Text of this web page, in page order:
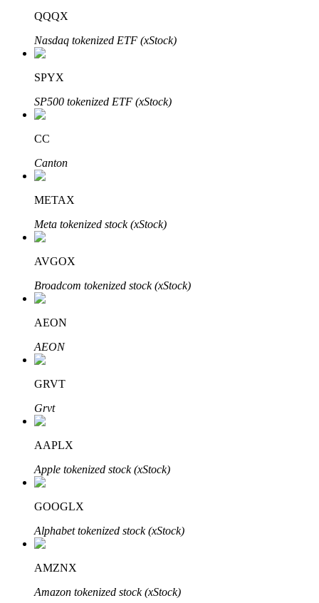
Lär dig Staking
Lär dig mer om att tjäna passiv inkomst
Bitrue
AI
Bitrue Partners
Bitrue Affiliates
Upp till 65% provision!
QQQX
Nasdaq tokenized ETF (xStock)
SPYX
SP500 tokenized ETF (xStock)
CC
Canton
METAX
Meta tokenized stock (xStock)
AVGOX
Broadcom tokenized stock (xStock)
AEON
AEON
GRVT
Grvt
AAPLX
Apple tokenized stock (xStock)
GOOGLX
Alphabet tokenized stock (xStock)
AMZNX
Amazon tokenized stock (xStock)